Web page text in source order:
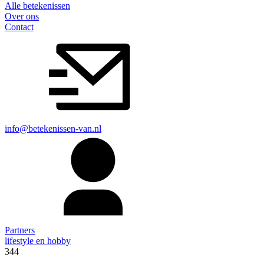
Alle betekenissen
Over ons
Contact
info@betekenissen-van.nl
Partners
lifestyle en hobby
344